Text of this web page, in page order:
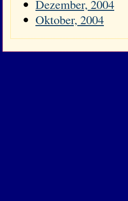
Dezember, 2004
Oktober, 2004